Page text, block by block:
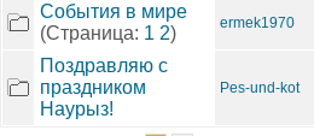
События в мире
(Страница: 1 2) ermek1970
Поздравляю с
праздником
Наурыз!
Pes-und-kot